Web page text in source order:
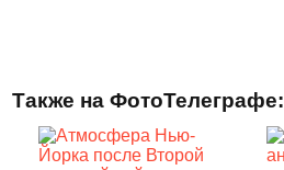
Также на ФотоТелеграфе: